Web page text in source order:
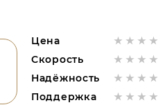
Цена
Скорость
Надёжность
Поддержка